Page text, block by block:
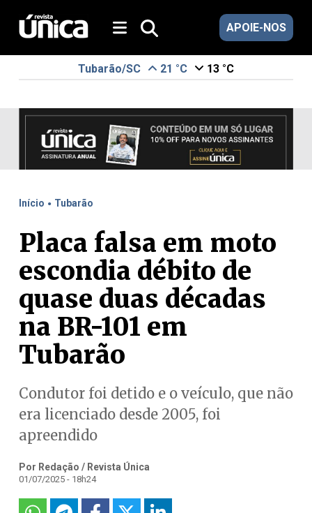
APOIE-NOS
Tubarão/SC 21 °C 13 °C
Início . Tubarão
Placa falsa em moto
escondia débito de
quase duas décadas
na BR-101 em
Tubarão
Condutor foi detido e o veículo, que não
era licenciado desde 2005, foi
apreendido
Por Redação / Revista Única
01/07/2025 - 18h24